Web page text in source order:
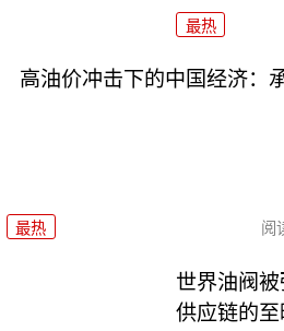
最热
高油价冲击下的中国经济：
最热 阅
世界油阀
供应链的至